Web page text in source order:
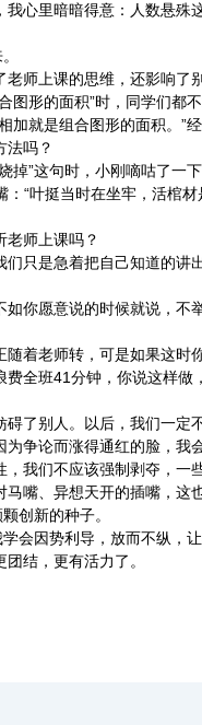
心里暗暗得意：人数悬殊
上课的思维，还影响了别
形的面积”时，同学们都
加就是组合图形的面积。”
法吗？
”这句时，小刚嘀咕了一
：“叶挺当时在坐牢，活棺
师上课吗？
只是急着把自己知道的讲
你愿意说的时候就说，不举
着老师转，可是如果这时
全班41分钟，你说这样做
了别人。以后，我们一定不
争论而涨得通红的脸，我
我们不应该强制剥夺，一
嘴、异想天开的插嘴，这
创新的种子。
会因势利导，放而不纵，
结，更有活力了。